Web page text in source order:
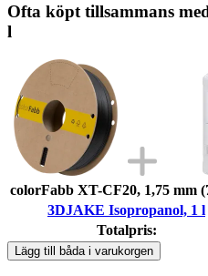
Ofta köpt tillsammans
l
colorFabb XT-CF20, 1,75 mm
3DJAKE Isopropanol, 1 l
Totalpris:
Lägg till båda i varukorgen